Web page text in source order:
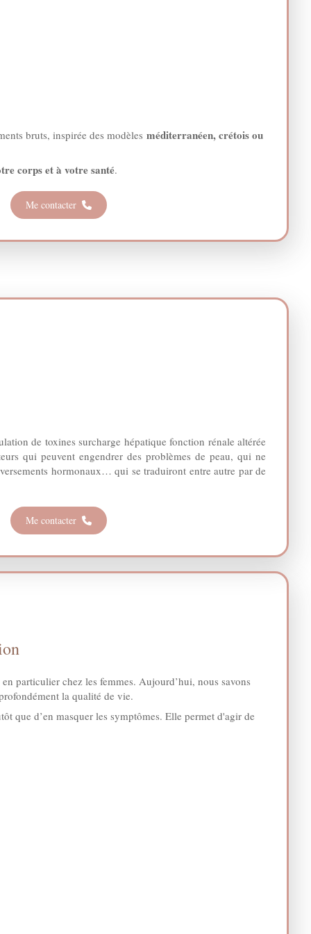
bruts, inspirée des modèles méditerranéen, crétois ou
corps et à votre santé.
Me contacter
de toxines surcharge hépatique fonction rénale altérée
qui peuvent engendrer des problèmes de peau, qui ne
hormonaux… qui se traduiront entre autre par de
Me contacter
particulier chez les femmes. Aujourd’hui, nous savons
la qualité de vie.
que d’en masquer les symptômes. Elle permet d'agir de